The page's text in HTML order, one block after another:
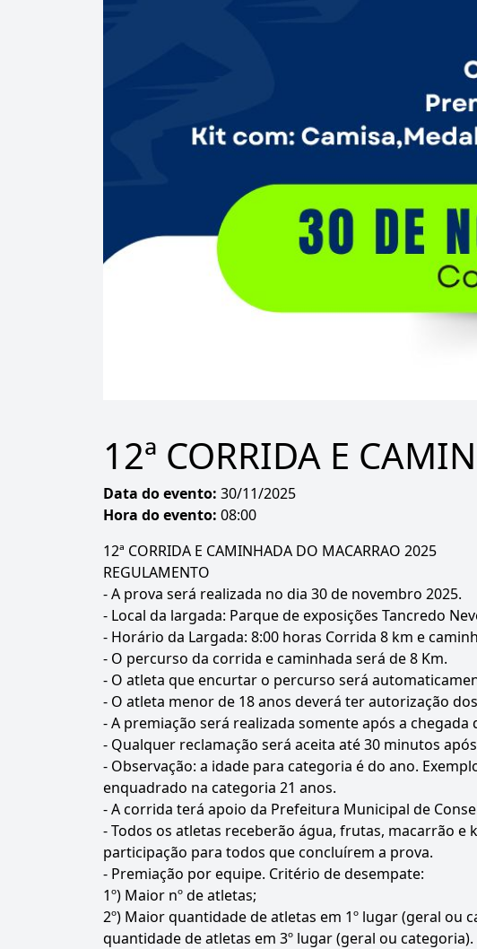
12ª CORRIDA E
Data do evento: 30/11/2025
Hora do evento: 08:00
12ª CORRIDA E CAMINHADA DO MACARRAO 2025
REGULAMENTO
- A prova será realizada no dia 30 de novembro 2025.
- Local da largada: Parque de exposições Tancredo
- Horário da Largada: 8:00 horas Corrida 8 km e
- O percurso da corrida e caminhada será de 8 Km.
- O atleta que encurtar o percurso será
- O atleta menor de 18 anos deverá ter autorização
- A premiação será realizada somente após a
- Qualquer reclamação será aceita até 30 minutos
- Observação: a idade para categoria é do ano.
enquadrado na categoria 21 anos.
- A corrida terá apoio da Prefeitura Municipal de
- Todos os atletas receberão água, frutas, macarrão
participação para todos que concluírem a prova.
- Premiação por equipe. Critério de desempate:
1º) Maior nº de atletas;
2º) Maior quantidade de atletas em 1º lugar (geral ou
quantidade de atletas em 3º lugar (geral ou categoria).